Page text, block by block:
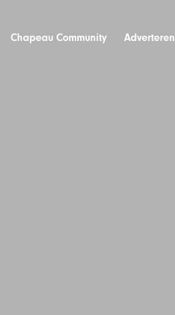
Chapeau Community Adverteren